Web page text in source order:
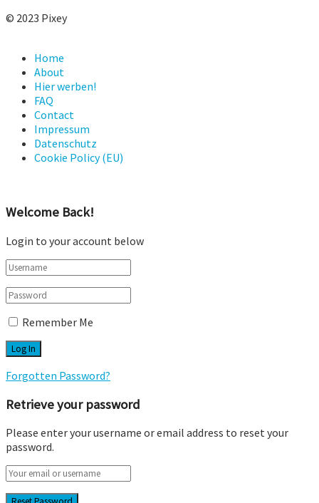
© 2023 Pixey
Home
About
Hier werben!
FAQ
Contact
Impressum
Datenschutz
Cookie Policy (EU)
Welcome Back!
Login to your account below
Remember Me
Forgotten Password?
Retrieve your password
Please enter your username or email address to reset your
password.